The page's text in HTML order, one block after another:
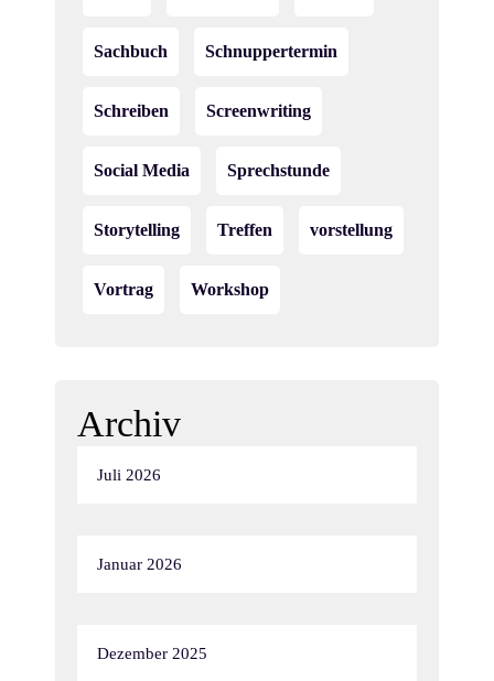
Sachbuch Schnuppertermin
Schreiben Screenwriting
Social Media Sprechstunde
Storytelling Treffen vorstellung
Vortrag Workshop
Archiv
Juli 2026
Januar 2026
Dezember 2025